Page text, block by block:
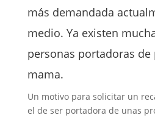
más demandada
medio. Ya existen
personas portadoras de
mama.
Un motivo para solicitar un
el de ser portadora de unas